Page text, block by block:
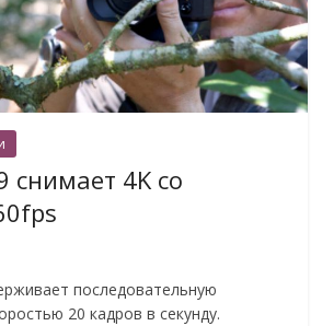
снимает 4K со
последовательную
20 кадров в секунду.